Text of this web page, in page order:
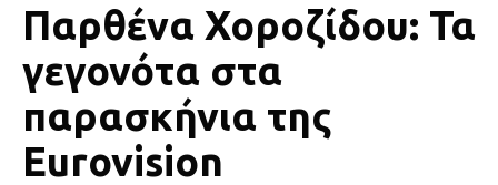
Παρθένα Χοροζίδου: Τα
γεγονότα στα
παρασκήνια της
Eurovision